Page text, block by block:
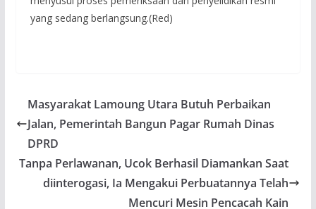
yang sedang berlangsung.(Red)
Masyarakat Lamoung Utara Butuh Perbaikan
Jalan, Pemerintah Bangun Pagar Rumah Dinas
DPRD
Tanpa Perlawanan, Ucok Berhasil Diamankan Saat
diinterogasi, Ia Mengakui Perbuatannya Telah
Mencuri Mesin Pencacah Kain